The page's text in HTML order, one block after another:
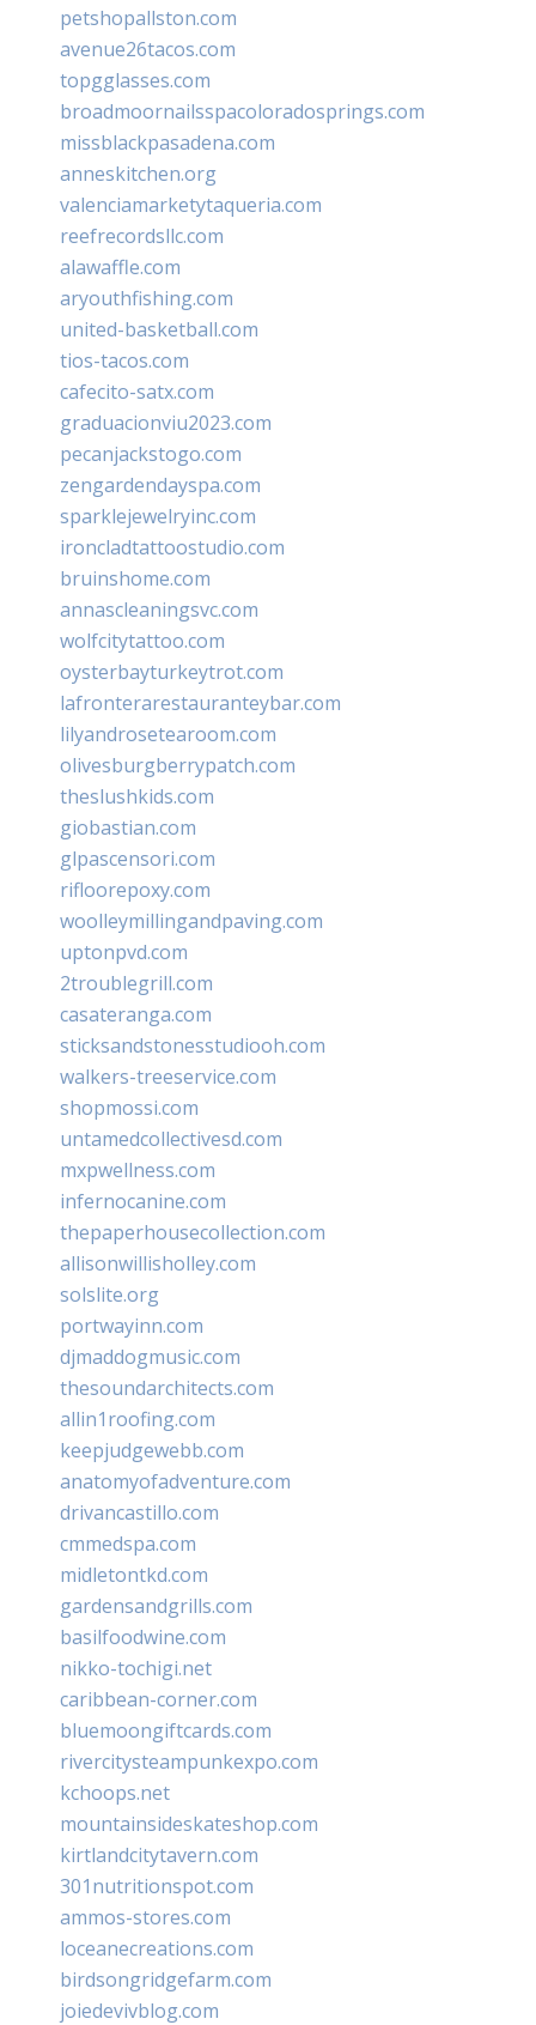
petshopallston.com
avenue26tacos.com
topgglasses.com
broadmoornailsspacoloradosprings.com
missblackpasadena.com
anneskitchen.org
valenciamarketytaqueria.com
reefrecordsllc.com
alawaffle.com
aryouthfishing.com
united-basketball.com
tios-tacos.com
cafecito-satx.com
graduacionviu2023.com
pecanjackstogo.com
zengardendayspa.com
sparklejewelryinc.com
ironcladtattoostudio.com
bruinshome.com
annascleaningsvc.com
wolfcitytattoo.com
oysterbayturkeytrot.com
lafronterarestauranteybar.com
lilyandrosetearoom.com
olivesburgberrypatch.com
theslushkids.com
giobastian.com
glpascensori.com
rifloorepoxy.com
woolleymillingandpaving.com
uptonpvd.com
2troublegrill.com
casateranga.com
sticksandstonesstudiooh.com
walkers-treeservice.com
shopmossi.com
untamedcollectivesd.com
mxpwellness.com
infernocanine.com
thepaperhousecollection.com
allisonwillisholley.com
solslite.org
portwayinn.com
djmaddogmusic.com
thesoundarchitects.com
allin1roofing.com
keepjudgewebb.com
anatomyofadventure.com
drivancastillo.com
cmmedspa.com
midletontkd.com
gardensandgrills.com
basilfoodwine.com
nikko-tochigi.net
caribbean-corner.com
bluemoongiftcards.com
rivercitysteampunkexpo.com
kchoops.net
mountainsideskateshop.com
kirtlandcitytavern.com
301nutritionspot.com
ammos-stores.com
loceanecreations.com
birdsongridgefarm.com
joiedevivblog.com